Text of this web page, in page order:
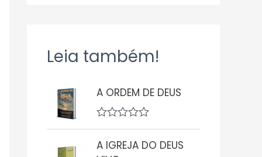
Leia também!
A ORDEM DE DEUS
A
a
A IGREJA DO DEUS